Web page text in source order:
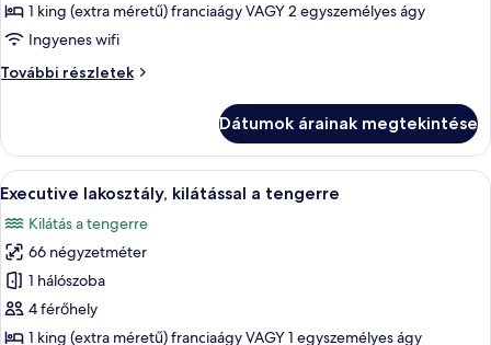
Standard
szoba,
kilátással
a
1 king (extra méretű) franciaágy VAGY 2 egyszemélyes ágy
Ingyenes wifi
További részletek
Standard
kertre
további
részletei
Dátumok árainak megtekintése
A
következő
szoba
összes
képének
megtekintése:
Executive
Egy szoba, amelyben barna
2
Executive lakosztály, kilátással a tengerre
Kilátás a tengerre
66 négyzetméter
1 hálószoba
4 férőhely
1 king (extra méretű) franciaágy VAGY 1 egyszemélyes ágy